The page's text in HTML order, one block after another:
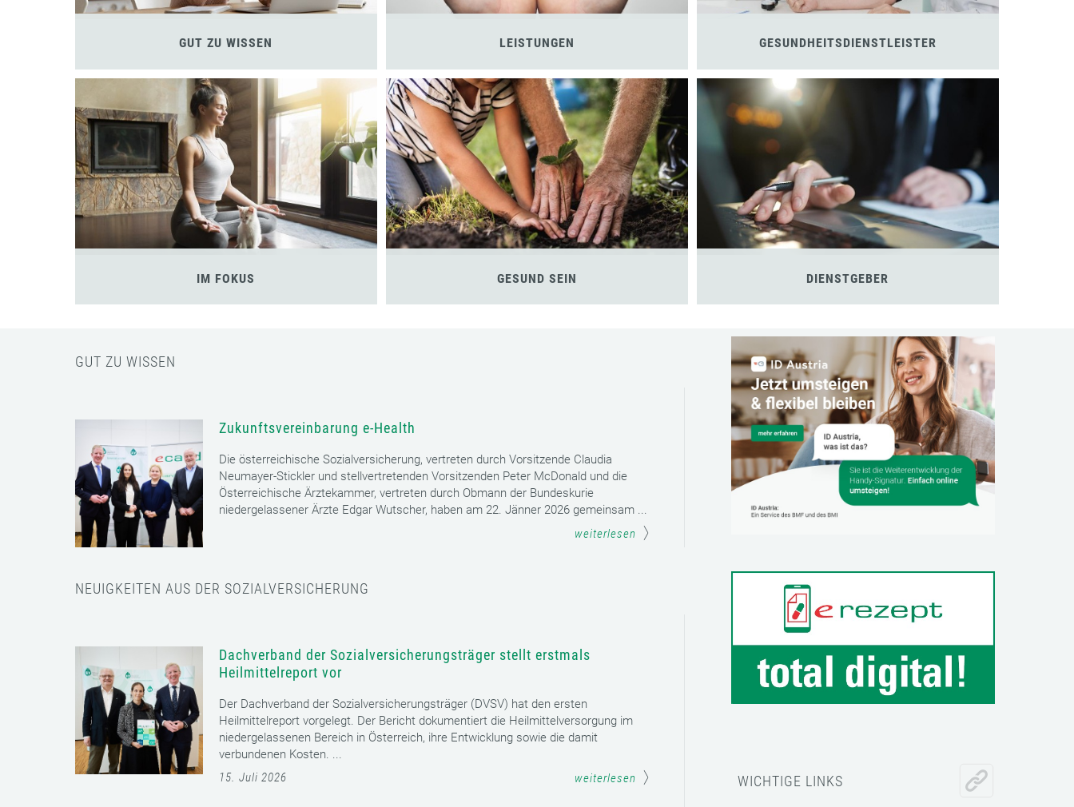
GUT ZU WISSEN LEISTUNGEN GESUNDHEITSDIENSTLEISTER
IM FOKUS GESUND SEIN DIENSTGEBER
WICHTIGE LINKS
GUT ZU WISSEN
Zukunftsvereinbarung e-Health
Die österreichische Sozialversicherung, vertreten durch Vorsitzende Claudia
Neumayer-Stickler und stellvertretenden Vorsitzenden Peter McDonald und die
Österreichische Ärztekammer, vertreten durch Obmann der Bundeskurie
niedergelassener Ärzte Edgar Wutscher, haben am 22. Jänner 2026 gemeinsam ...
weiterlesen
NEUIGKEITEN AUS DER SOZIALVERSICHERUNG
Dachverband der Sozialversicherungsträger stellt erstmals
Heilmittelreport vor
Der Dachverband der Sozialversicherungsträger (DVSV) hat den ersten
Heilmittelreport vorgelegt. Der Bericht dokumentiert die Heilmittelversorgung im
niedergelassenen Bereich in Österreich, ihre Entwicklung sowie die damit
verbundenen Kosten. ...
15. Juli 2026
weiterlesen